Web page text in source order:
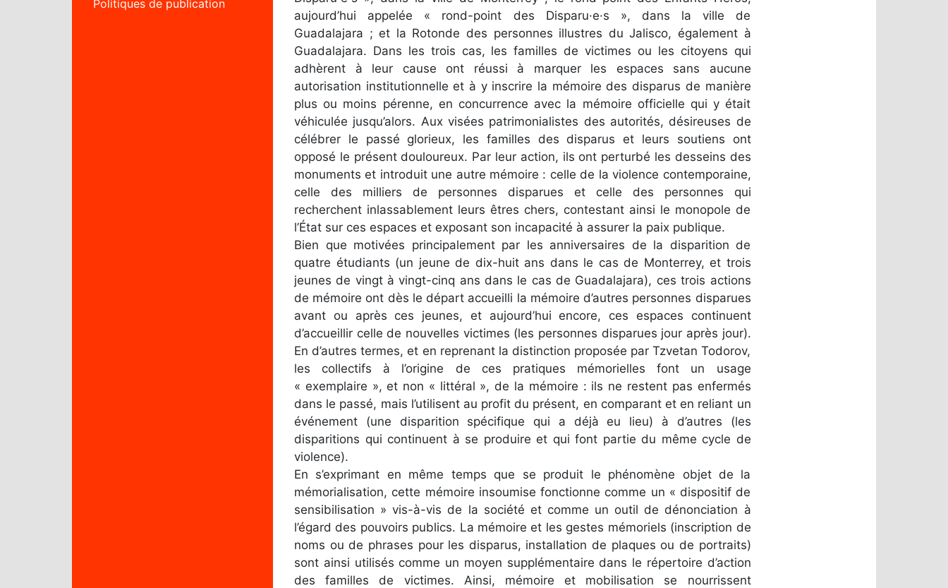
Politiques de publication
aujourd’hui appelée « rond-point des Disparu·e·s », dans la ville de
Guadalajara ; et la Rotonde des personnes illustres du Jalisco, également à
Guadalajara. Dans les trois cas, les familles de victimes ou les citoyens qui
adhèrent à leur cause ont réussi à marquer les espaces sans aucune
autorisation institutionnelle et à y inscrire la mémoire des disparus de manière
plus ou moins pérenne, en concurrence avec la mémoire officielle qui y était
véhiculée jusqu’alors. Aux visées patrimonialistes des autorités, désireuses de
célébrer le passé glorieux, les familles des disparus et leurs soutiens ont
opposé le présent douloureux. Par leur action, ils ont perturbé les desseins des
monuments et introduit une autre mémoire : celle de la violence contemporaine,
celle des milliers de personnes disparues et celle des personnes qui
recherchent inlassablement leurs êtres chers, contestant ainsi le monopole de
l’État sur ces espaces et exposant son incapacité à assurer la paix publique.
Bien que motivées principalement par les anniversaires de la disparition de
quatre étudiants (un jeune de dix-huit ans dans le cas de Monterrey, et trois
jeunes de vingt à vingt-cinq ans dans le cas de Guadalajara), ces trois actions
de mémoire ont dès le départ accueilli la mémoire d’autres personnes disparues
avant ou après ces jeunes, et aujourd’hui encore, ces espaces continuent
d’accueillir celle de nouvelles victimes (les personnes disparues jour après jour).
En d’autres termes, et en reprenant la distinction proposée par Tzvetan Todorov,
les collectifs à l’origine de ces pratiques mémorielles font un usage
« exemplaire », et non « littéral », de la mémoire : ils ne restent pas enfermés
dans le passé, mais l’utilisent au profit du présent, en comparant et en reliant un
événement (une disparition spécifique qui a déjà eu lieu) à d’autres (les
disparitions qui continuent à se produire et qui font partie du même cycle de
violence).
En s’exprimant en même temps que se produit le phénomène objet de la
mémorialisation, cette mémoire insoumise fonctionne comme un « dispositif de
sensibilisation » vis-à-vis de la société et comme un outil de dénonciation à
l’égard des pouvoirs publics. La mémoire et les gestes mémoriels (inscription de
noms ou de phrases pour les disparus, installation de plaques ou de portraits)
sont ainsi utilisés comme un moyen supplémentaire dans le répertoire d’action
des familles de victimes. Ainsi, mémoire et mobilisation se nourrissent